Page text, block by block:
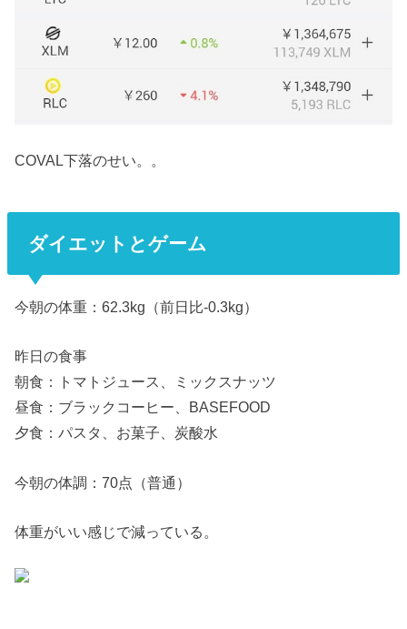
COVAL下落のせい。。
ダイエットとゲーム
今朝の体重：62.3kg（前日比-0.3kg）
昨日の食事
朝食：トマトジュース、ミックスナッツ
昼食：ブラックコーヒー、BASEFOOD
夕食：パスタ、お菓子、炭酸水
今朝の体調：70点（普通）
体重がいい感じで減っている。